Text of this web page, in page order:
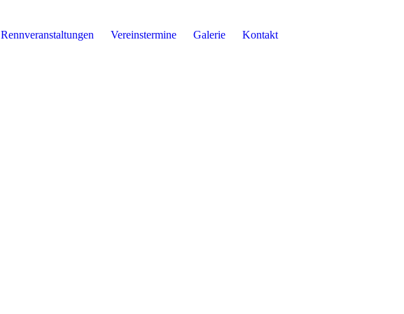
Rennveranstaltungen Vereinstermine Galerie Kontakt